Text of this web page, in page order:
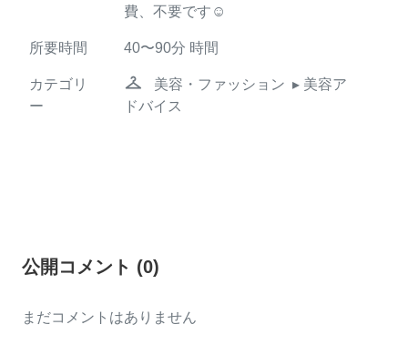
費、不要です☺︎
所要時間 40〜90分 時間
カテゴリ
ー
checkroom 美容・ファッション ▸ 美容ア
ドバイス
公開コメント (0)
まだコメントはありません